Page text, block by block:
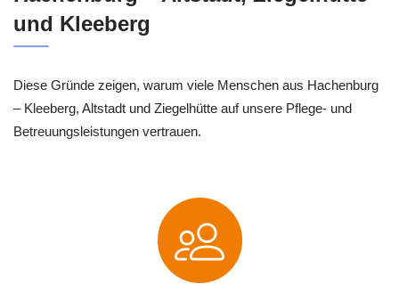
und Kleeberg
Diese Gründe zeigen, warum viele Menschen aus Hachenburg
– Kleeberg, Altstadt und Ziegelhütte auf unsere Pflege- und
Betreuungsleistungen vertrauen.